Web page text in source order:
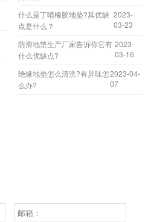
什么是丁晴橡胶地垫?其优缺
点是什么？
2023-
03-23
防滑地垫生产厂家告诉你它有
什么优缺点?
2023-
03-16
绝缘地垫怎么清洗?有异味怎
么办?
2023-04-
07